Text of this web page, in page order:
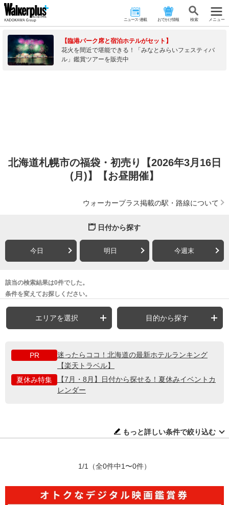
ニュース･連載 おでかけ情報 検 索 メニュー
【臨港パーク席と宿泊ホテルがセット】
花火を間近で堪能できる！「みなとみらいフェスティバ
ル」鑑賞ツアーを販売中
北海道札幌市の福袋・初売り【2026年3月16日
(月)】【お昼開催】
ウォーカープラス掲載の駅・路線について
日付から探す
今日 明日 今週末
該当の検索結果は0件でした。
条件を変えてお探しください。
エリアを選択 目的から探す
PR
迷ったらココ！北海道の最新ホテルランキング
【楽天トラベル】
夏休み特集
【7月・8月】日付から探せる！夏休みイベントカ
レンダー
もっと詳しい条件で絞り込む
1/1 （全0件中1〜0件）